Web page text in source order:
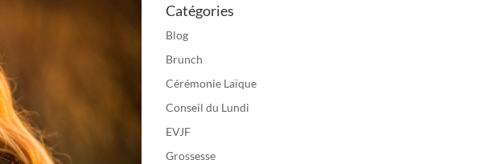
Catégories
Blog
Brunch
Cérémonie Laïque
Conseil du Lundi
EVJF
Grossesse